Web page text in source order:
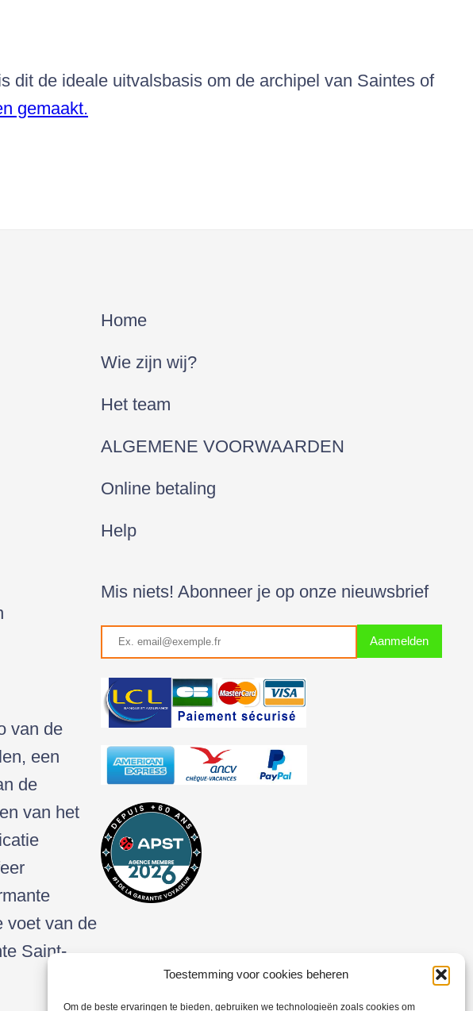
Toestemming voor cookies beheren
Om de beste ervaringen te bieden, gebruiken we technologieën zoals cookies om
dit de ideale uitvalsbasis om de archipel van Saintes of
gemaakt.
van de
een
de
van het
voet van de
Saint-
Home
Wie zijn wij?
Het team
ALGEMENE VOORWAARDEN
Online betaling
Help
Mis niets! Abonneer je op onze nieuwsbrief